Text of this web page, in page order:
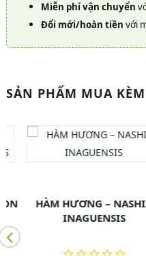
Miễn phí vận chuyển
Đổi mới/hoàn tiền với
SẢN PHẨM MUA KÈM
HÀM HƯƠNG – NASHIA
INAGUENSIS